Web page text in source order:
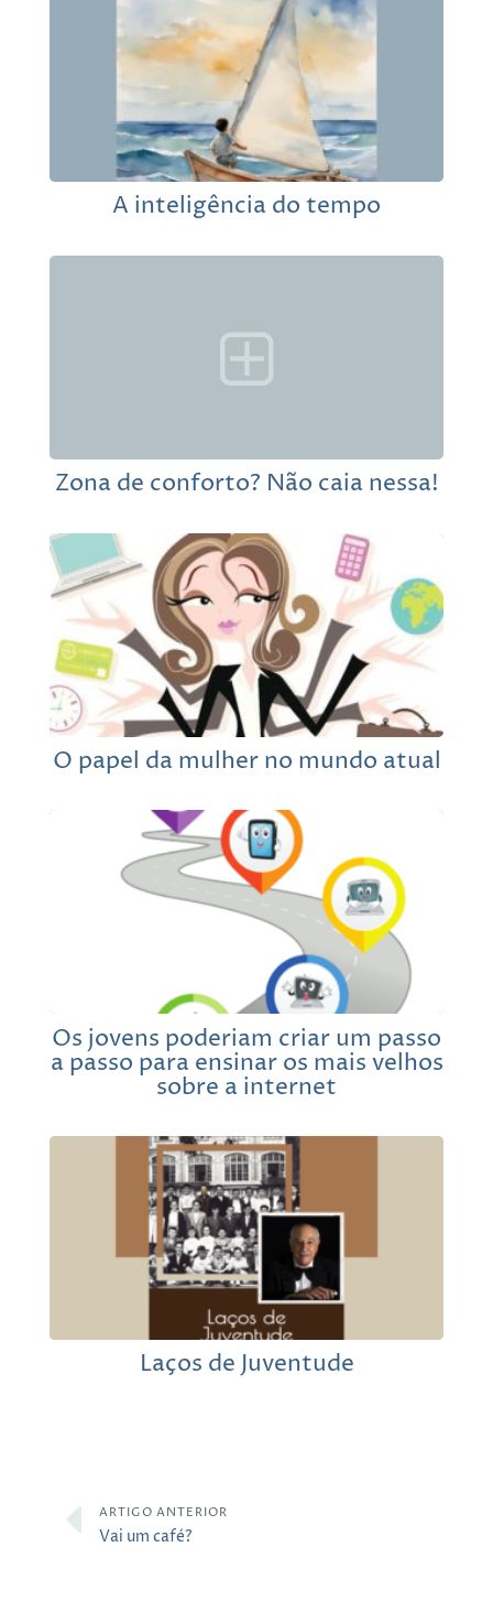
A inteligência do tempo
Zona de conforto? Não caia nessa!
O papel da mulher no mundo atual
Os jovens poderiam criar um passo
a passo para ensinar os mais velhos
sobre a internet
Laços de Juventude
ARTIGO ANTERIOR
Vai um café?